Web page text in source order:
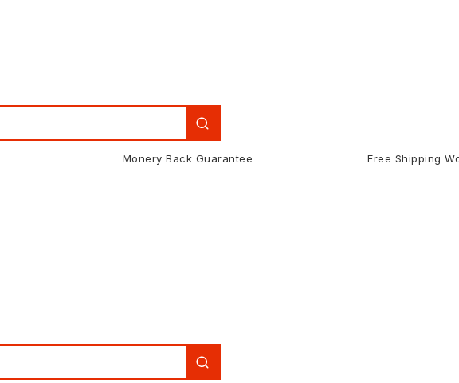
Monery Back Guarantee Free Shipping